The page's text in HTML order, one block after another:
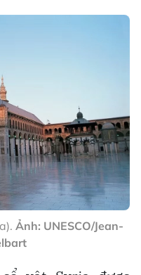
Ảnh: UNESCO/Jean-